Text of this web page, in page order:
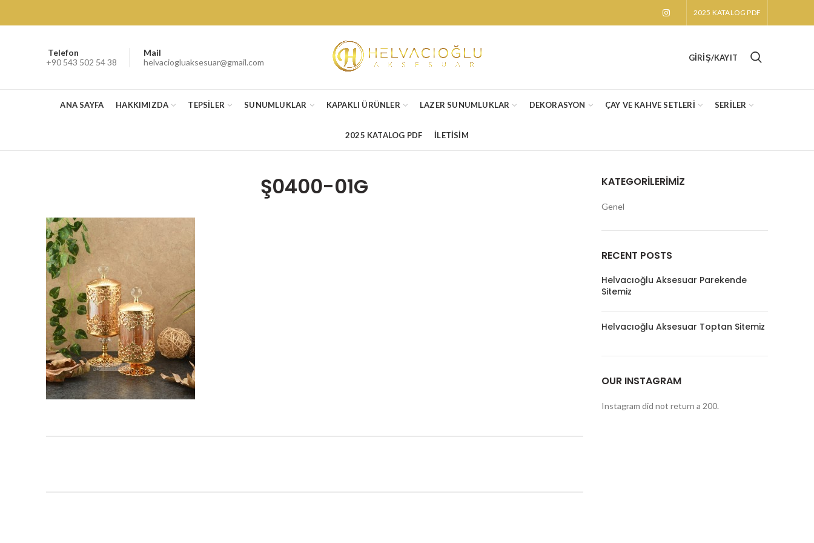
2025 KATALOG PDF
Telefon
+90 543 502 54 38
Mail
helvaciogluaksesuar@gmail.com
GIRIŞ/KAYIT
ANA SAYFA HAKKIMIZDA TEPSİLER SUNUMLUKLAR KAPAKLI ÜRÜNLER LAZER SUNUMLUKLAR DEKORASYON ÇAY VE KAHVE SETLERİ SERİLER
2025 KATALOG PDF İLETİSİM
Ş0400-01G KATEGORILERIMIZ
Genel
RECENT POSTS
Helvacıoğlu Aksesuar Parekende
Sitemiz
Helvacıoğlu Aksesuar Toptan Sitemiz
OUR INSTAGRAM
Instagram did not return a 200.